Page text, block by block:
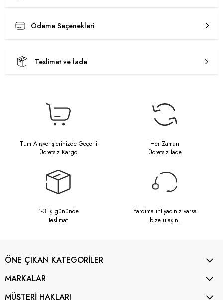
Ödeme Seçenekleri
Teslimat ve İade
Tüm Alışverişlerinizde Geçerli
Ücretsiz Kargo
Her Zaman
Ücretsiz İade
1-3 iş gününde
teslimat
Yardıma ihtiyacınız varsa
bize ulaşın.
ÖNE ÇIKAN KATEGORİLER
MARKALAR
MÜŞTERİ HAKLARI